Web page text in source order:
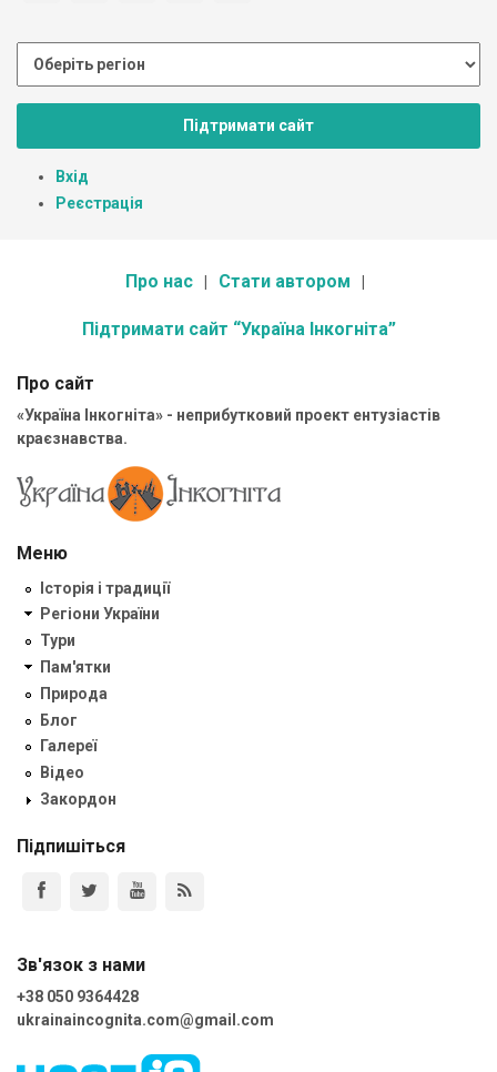
Підтримати сайт
Вхід
Реєстрація
Про нас Стати автором
Підтримати сайт “Україна Інкогніта”
Про сайт
«Україна Інкогніта» - неприбутковий проект ентузіастів
краєзнавства.
Меню
Історія і традиції
Регіони України
Тури
Пам'ятки
Природа
Блог
Галереї
Відео
Закордон
Підпишіться
Зв'язок з нами
+38 050 9364428
ukrainaincognita.com@gmail.com